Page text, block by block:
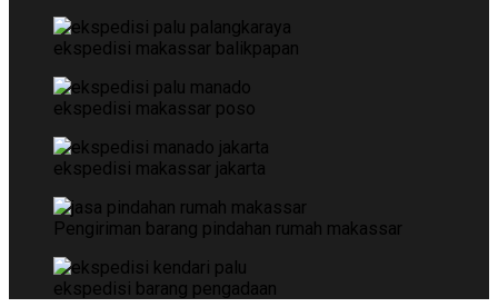
ekspedisi makassar balikpapan
ekspedisi makassar poso
ekspedisi makassar jakarta
Pengiriman barang pindahan rumah makassar
ekspedisi barang pengadaan